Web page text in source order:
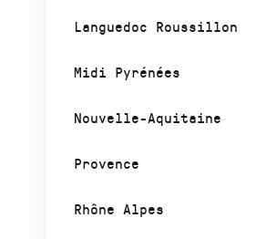
Languedoc Roussillon
Midi Pyrénées
Nouvelle-Aquitaine
Provence
Rhône Alpes